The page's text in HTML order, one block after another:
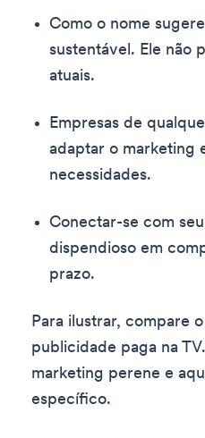
Como o nome
sustentável. Ele não
atuais.
Empresas de
adaptar o marketing
necessidades.
Conectar-se com
dispendioso em
prazo.
Para ilustrar, compare
publicidade paga na
marketing perene e
específico.